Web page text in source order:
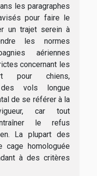
les paragraphes
pour faire le
un trajet serein à
les normes
aériennes
concernant les
pour chiens,
des vols longue
de se référer à la
car tout
le refus
La plupart des
cage homologuée
à des critères